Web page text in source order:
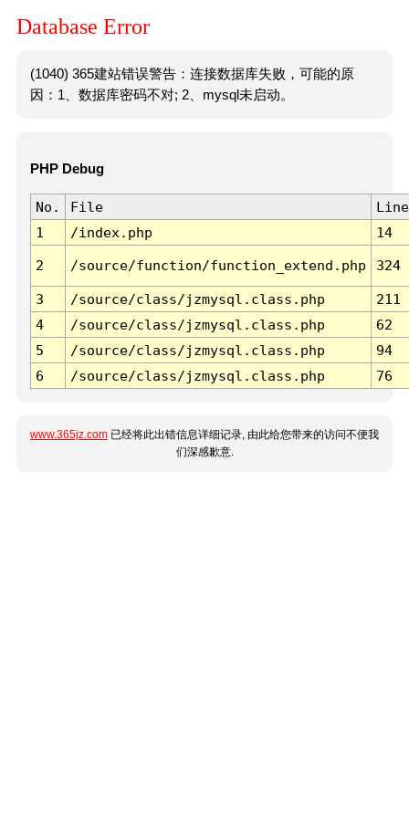
Database Error
(1040) 365建站错误警告：连接数据库失败，可能的原
因：1、数据库密码不对; 2、mysql未启动。
PHP Debug
No. File
Line
1
/index.php 14
2 /source/function/function_extend.php 324
3 /source/class/jzmysql.class.php
211
4
/source/class/jzmysql.class.php
62
5
/source/class/jzmysql.class.php
94
6
/source/class/jzmysql.class.php 76
www.365jz.com 已经将此出错信息详细记录, 由此给您带来的访问不便我
们深感歉意.